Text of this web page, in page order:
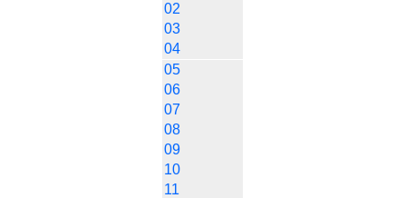
02
03
04
05
06
07
08
09
10
11